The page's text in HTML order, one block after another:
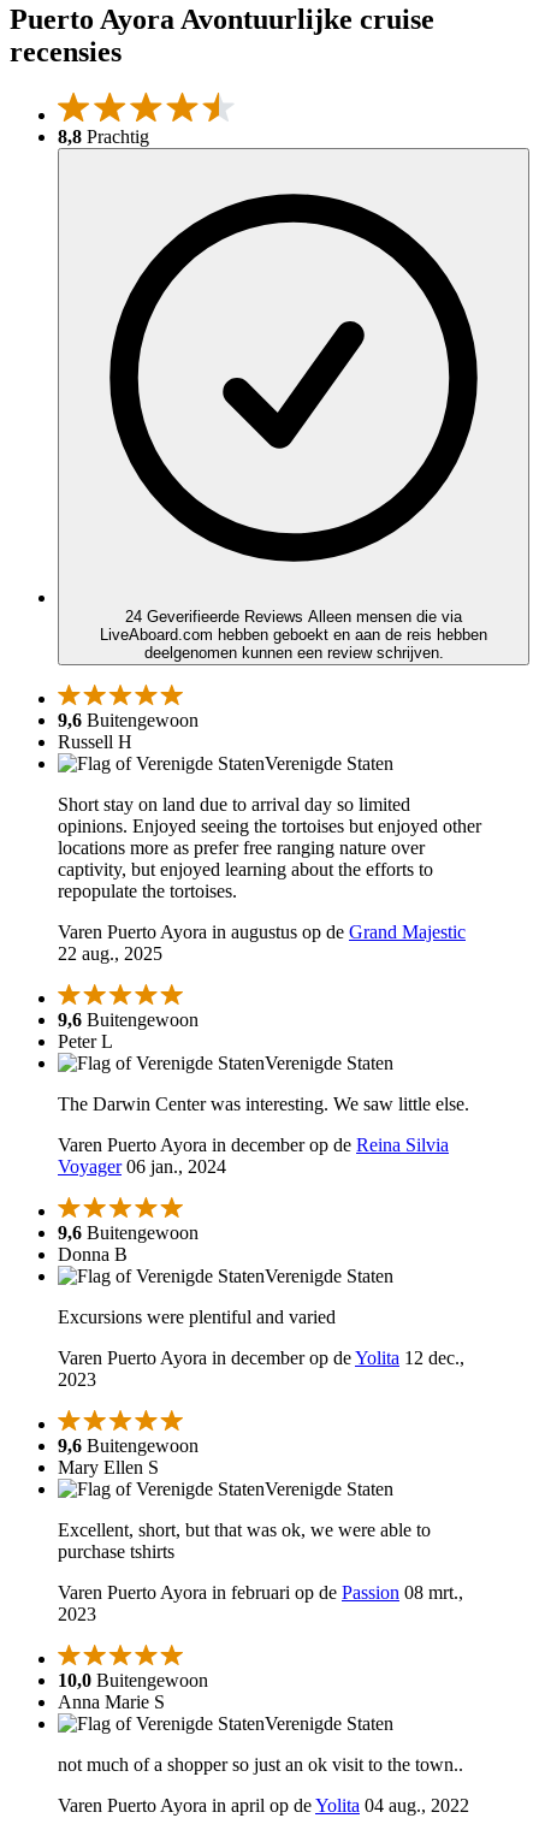
Puerto Ayora Avontuurlijke cruise
recensies
8,8 Prachtig
24 Geverifieerde Reviews Alleen mensen die via
LiveAboard.com hebben geboekt en aan de reis hebben
deelgenomen kunnen een review schrijven.
9,6 Buitengewoon
Russell H
Verenigde Staten
Short stay on land due to arrival day so limited
opinions. Enjoyed seeing the tortoises but enjoyed other
locations more as prefer free ranging nature over
captivity, but enjoyed learning about the efforts to
repopulate the tortoises.
Varen Puerto Ayora in augustus op de Grand Majestic
22 aug., 2025
9,6 Buitengewoon
Peter L
Verenigde Staten
The Darwin Center was interesting. We saw little else.
Varen Puerto Ayora in december op de Reina Silvia
Voyager 06 jan., 2024
9,6 Buitengewoon
Donna B
Verenigde Staten
Excursions were plentiful and varied
Varen Puerto Ayora in december op deYolita 12 dec.,
2023
9,6 Buitengewoon
Mary Ellen S
Verenigde Staten
Excellent, short, but that was ok, we were able to
purchase tshirts
Varen Puerto Ayora in februari op de Passion 08 mrt.,
2023
10,0 Buitengewoon
Anna Marie S
Verenigde Staten
not much of a shopper so just an ok visit to the town..
Varen Puerto Ayora in april op deYolita 04 aug., 2022